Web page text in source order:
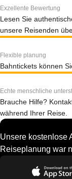
Exzellente Bewertung
Lesen Sie
unsere Reisenden
Flexible planung
Bahntickets können
Echte menschliche
Brauche Hilfe?
während Ihrer Reise.
Unsere kostenlose
Reiseplanung war